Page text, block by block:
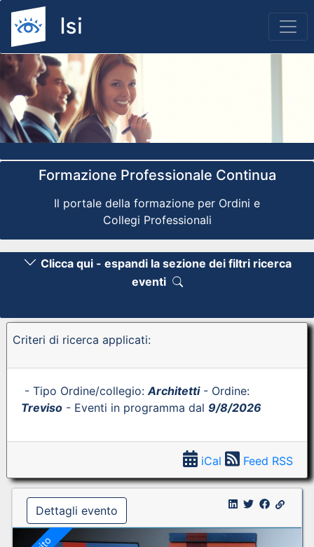
Previous
Formazione Professionale Continua
Il portale della formazione per Ordini e
Collegi Professionali
Clicca qui - espandi la sezione dei filtri ricerca
eventi
Criteri di ricerca applicati:
- Tipo Ordine/collegio:Architetti- Ordine:
Treviso - Eventi in programma dal 9/8/2026
iCal Feed RSS
Dettagli evento